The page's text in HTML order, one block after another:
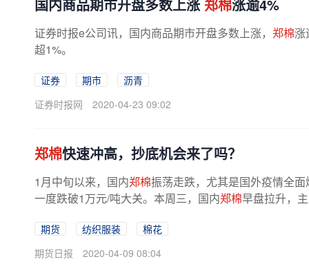
国内商品期市开盘多数上涨 郑棉涨逾4%
证券时报e公司讯，国内商品期市开盘多数上涨， 郑棉涨
超1%。
证券 期市
沥青
证券时报网
2020-04-23 09:02
郑棉快速冲高，抄底机会来了吗？
1月中旬以来，国内郑棉振荡走跌，尤其是国外疫情全
一度跌破1万元/吨大关。本周三，国内郑棉早盘拉升，
期货 纺织服装
棉花
期货日报
2020-04-09 08:04